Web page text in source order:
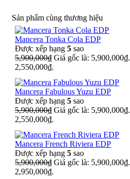
Sản phẩm cùng thương hiệu
Mancera Tonka Cola EDP
Được xếp hạng 5 sao
5,900,000₫ Giá gốc là: 5,900,000₫.
2,550,000₫.
Mancera Fabulous Yuzu EDP
Được xếp hạng 5 sao
5,900,000₫ Giá gốc là: 5,900,000₫.
2,550,000₫.
Mancera French Riviera EDP
Được xếp hạng 5 sao
5,900,000₫ Giá gốc là: 5,900,000₫.
2,950,000₫.